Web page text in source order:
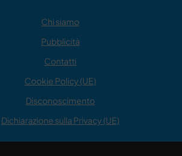
Chi siamo
Pubblicità
Contatti
Cookie Policy (UE)
Disconoscimento
Dichiarazione sulla Privacy (UE)